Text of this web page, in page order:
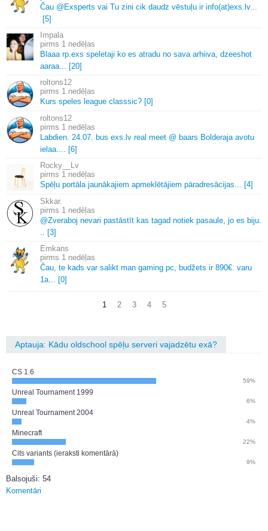
Čau @Exsperts vai Tu zini cik daudz vēstuļu ir info(at)exs. lv...
[5]
Impala
1 nedēļas
Blaaa rp.exs speletaji ko es atradu no sava arhiiva, dzeeshot
aaraa... [20]
roltons12
1 nedēļas
Kurs speles league classsic? [0]
roltons12
1 nedēļas
Labdien. 24.07. bus exs. lv real meet @ baars Bolderaja avotu
ielaa.... [6]
Rocky__Lv
1 nedēļas
Spēļu portāla jaunākajiem apmeklētājiem pāradresācijas... [4]
Skkar.
1 nedēļas
@Zveraboj nevari pastāstīt kas tagad notiek pasaule, jo es biju.
.. [3]
Emkans
1 nedēļas
Čau, te kads var salikt man gaming pc, budžets ir 890€. varu
1a... [0]
1 2 3 4 5
Aptauja: Kādu oldschool spēļu serveri vajadzētu exā?
CS 1.6
59%
Unreal Tournament 1999
6%
Unreal Tournament 2004
4%
Minecraft
22%
Cits variants (ieraksti komentārā)
9%
Balsojuši: 54
Komentāri